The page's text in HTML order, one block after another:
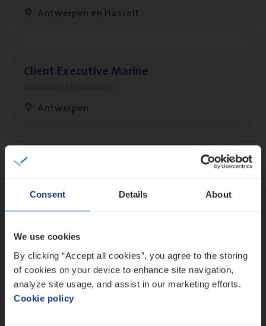
Consent Details About
We use cookies
By clicking “Accept all cookies”, you agree to the storing
of cookies on your device to enhance site navigation,
analyze site usage, and assist in our marketing efforts.
Cookie policy
Antwerpen en Hasselt
Client Exe­cu­ti­ve Marine
Antwerpen
Cus­to­mer Care Expert
Customer Services
Test Ana­lyst
IT, Change & Innovation